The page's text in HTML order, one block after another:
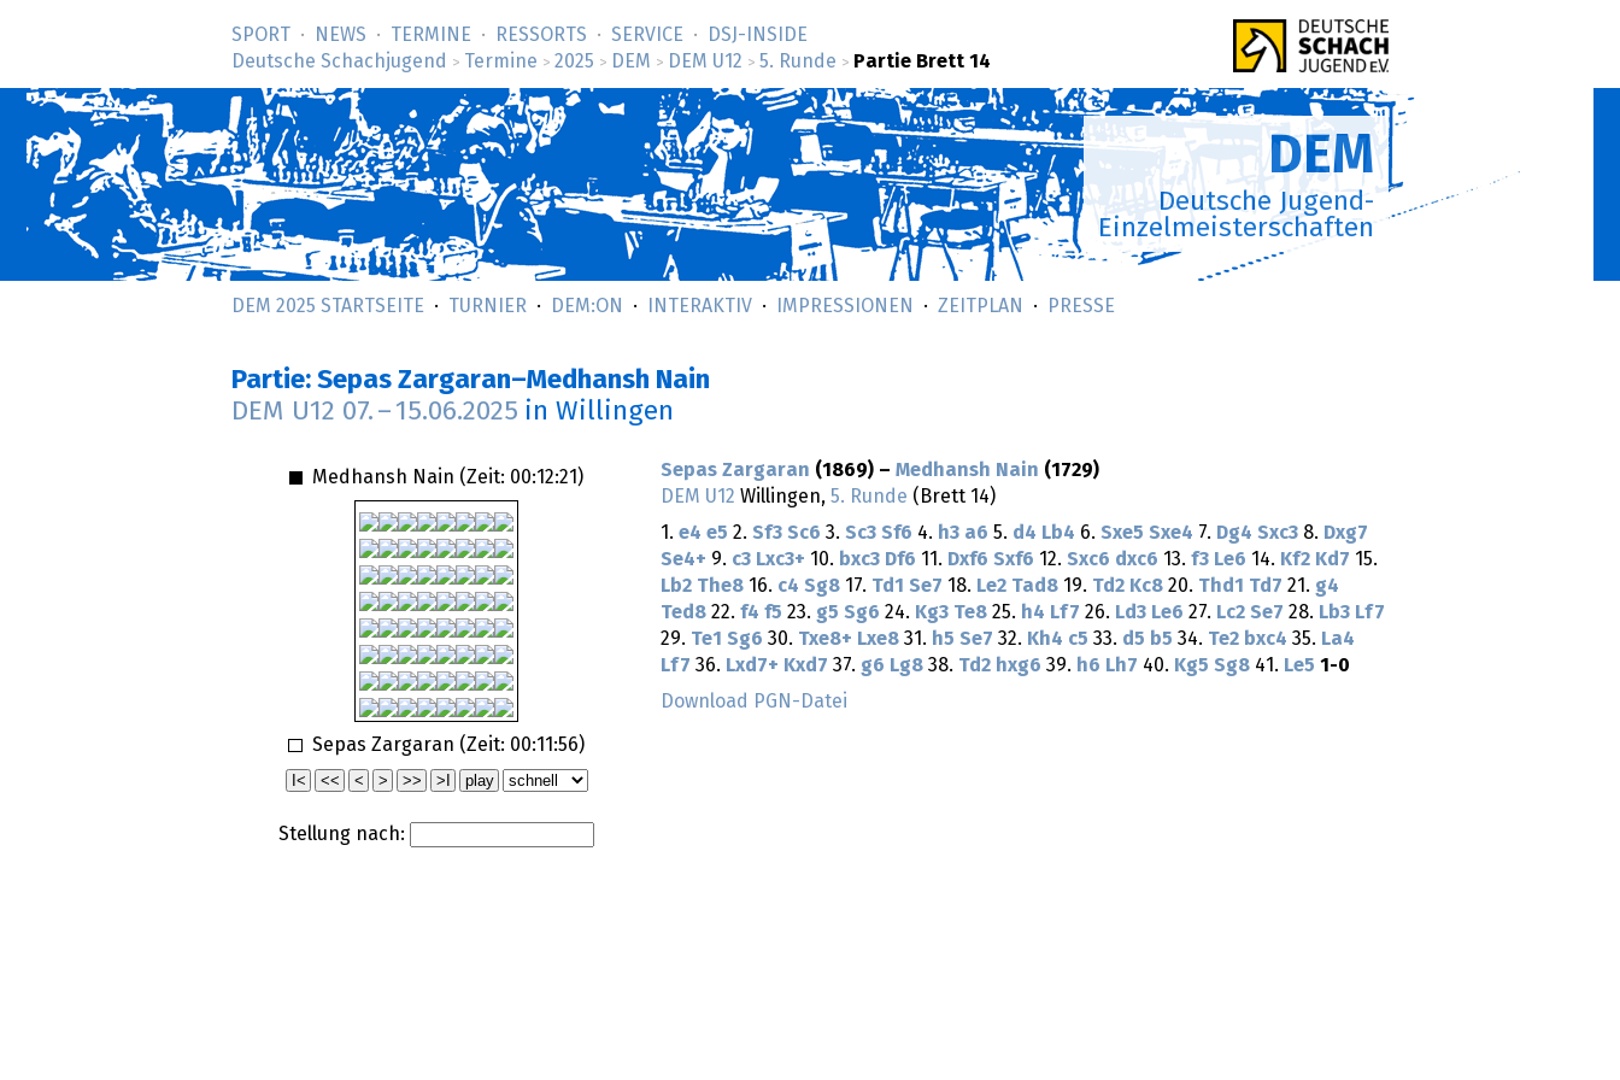
SPORT NEWS TERMINE RESSORTS SERVICE
DSJ-­INSIDE
Deutsche Schachjugend
> Termine > 2025 > DEM > DEM U12 > 5. Runde > Partie Brett 14
DEM
Deutsche Jugend-
Einzelmeisterschaften
DEM 2025 STARTSEITE TURNIER DEM:ON INTERAKTIV IMPRESSIONEN ZEITPLAN PRESSE
Partie: Sepas Zargaran–Medhansh Nain
DEM U12 07. – 15.06.2025 in Willingen
Medhansh Nain (Zeit: 00:12:21 )
Sepas Zargaran (Zeit: 00:11:56)
Stellung nach:
Sepas Zargaran (1869) – Medhansh Nain (1729)
DEM U12 Willingen, 5. Runde (Brett 14)
1. e4 e5 2. Sf3 Sc6 3. Sc3 Sf6 4. h3 a6 5. d4 Lb4 6. Sxe5 Sxe4 7. Dg4 Sxc3 8. Dxg7
Se4+ 9. c3 Lxc3+ 10. bxc3 Df6 11. Dxf6 Sxf6 12. Sxc6 dxc6 13. f3 Le6 14. Kf2 Kd7 15.
Lb2 The8 16. c4 Sg8 17. Td1 Se7 18. Le2 Tad8 19. Td2 Kc8 20. Thd1 Td7 21. g4
Ted8 22. f4 f5 23. g5 Sg6 24. Kg3 Te8 25. h4 Lf7 26. Ld3 Le6 27. Lc2 Se7 28. Lb3 Lf7
29. Te1 Sg6 30. Txe8+ Lxe8 31. h5 Se7 32. Kh4 c5 33. d5 b5 34. Te2 bxc4 35. La4
Lf7 36. Lxd7+ Kxd7 37. g6 Lg8 38. Td2 hxg6 39. h6 Lh7 40. Kg5 Sg8 41. Le5 1-0
Download PGN-Datei